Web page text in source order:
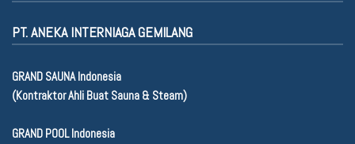
PT. ANEKA INTERNIAGA GEMILANG
GRAND SAUNA Indonesia
(Kontraktor Ahli Buat Sauna & Steam)
GRAND POOL Indonesia